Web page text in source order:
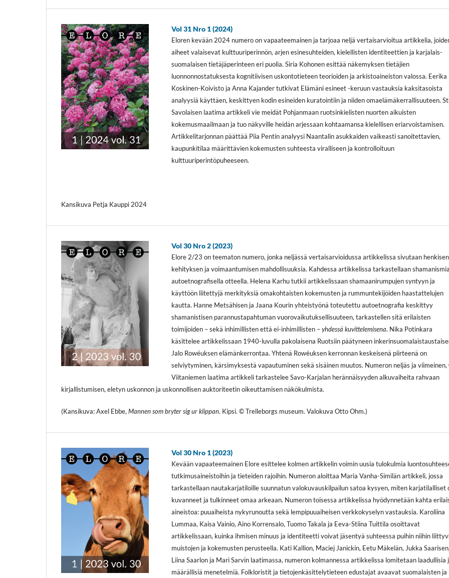
Vol 31 Nro 1 (2024)
Eloren kevään 2024 numero on vapaateemainen ja tarjoaa neljä vertaisarvioitua artikkelia,
aiheet valaisevat kulttuuriperinnön, arjen esinesuhteiden, kielellisten identiteettien ja karjalais-
suomalaisen tietäjäperinteen eri puolia. Siria Kohonen esittää näkemyksen tietäjien
luonnonnostatuksesta kognitiivisen uskontotieteen teorioiden ja arkistoaineiston valossa. Eerika
Koskinen-Koivisto ja Anna Kajander tutkivat Elämäni esineet -keruun vastauksia kaksitasoista
analyysiä käyttäen, keskittyen kodin esineiden kuratointiin ja niiden omaelämäkerrallisuuteen.
Savolaisen laatima artikkeli vie meidät Pohjanmaan ruotsinkielisten nuorten aikuisten
kokemusmaailmaan ja tuo näkyville heidän arjessaan kohtaamansa kielellisen eriarvoistamisen.
Artikkelitarjonnan päättää Piia Pentin analyysi Naantalin asukkaiden vaikeasti sanoitettavien,
kaupunkitilaa määrittävien kokemusten suhteesta viralliseen ja kontrolloituun
kulttuuriperintöpuheeseen.
Kansikuva Petja Kauppi 2024
Vol 30 Nro 2 (2023)
Elore 2/23 on teematon numero, jonka neljässä vertaisarvioidussa artikkelissa sivutaan henkisen
kehityksen ja voimaantumisen mahdollisuuksia. Kahdessa artikkelissa tarkastellaan shamanismia
autoetnografisella otteella. Helena Karhu tutkii artikkelissaan shamaanirumpujen syntyyn ja
käyttöön liitettyjä merkityksiä omakohtaisten kokemusten ja rummuntekijöiden haastattelujen
kautta. Hanne Metsähisen ja Jaana Kourin yhteistyönä toteutettu autoetnografia keskittyy
shamanistisen parannustapahtuman vuorovaikutuksellisuuteen, tarkastellen sitä erilaisten
toimijoiden – sekä inhimillisten että ei-inhimillisten –yhdessä kuvittelemisena. Nika Potinkara
käsittelee artikkelissaan 1940-luvulla pakolaisena Ruotsiin päätyneen
Jalo Rowéuksen elämänkerrontaa. Yhtenä Rowéuksen kerronnan keskeisenä piirteenä on
selviytyminen, kärsimyksestä vapautuminen sekä sisäinen muutos. Numeron neljäs ja viimeinen,
Viitaniemen laatima artikkeli tarkastelee Savo-Karjalan herännäisyyden alkuvaiheita rahvaan
kirjallistumisen, eletyn uskonnon ja uskonnollisen auktoriteetin oikeuttamisen näkökulmista.
(Kansikuva: Axel Ebbe, Mannen som bryter sig ur klippan. Kipsi. © Trelleborgs museum. Valokuva Otto Ohm.)
Vol 30 Nro 1 (2023)
Kevään vapaateemainen Elore esittelee kolmen artikkelin voimin uusia tulokulmia
tutkimusaineistoihin ja tieteiden rajoihin. Numeron aloittaa Maria Vanha-Similän artikkeli, jossa
tarkastellaan nautakarjatiloille suunnatun valokuvauskilpailun satoa kysyen, miten karjatilalliset
kuvanneet ja tulkinneet omaa arkeaan. Numeron toisessa artikkelissa hyödynnetään kahta
aineistoa: puuaiheista nykyrunoutta sekä lempipuuaiheisen verkkokyselyn vastauksia. Karoliina
Lummaa, Kaisa Vainio, Aino Korrensalo, Tuomo Takala ja Eeva-Stiina Tuittila osoittavat
artikkelissaan, kuinka ihmisen minuus ja identiteetti voivat jäsentyä suhteessa puihin niihin
muistojen ja kokemusten perusteella. Kati Kallion, Maciej Janickin, Eetu Mäkelän, Jukka Saarisen,
Liina Saarlon ja Mari Sarvin laatimassa, numeron kolmannessa artikkelissa lomitetaan laadullisia
määrällisiä menetelmiä. Folkloristit ja tietojenkäsittelytieteen edustajat avaavat suomalaisten ja